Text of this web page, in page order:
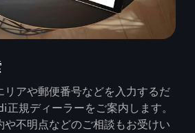
リアや郵便番号などを入力するだ
規ディーラーをご案内します。
や不明点などのご相談もお受けい